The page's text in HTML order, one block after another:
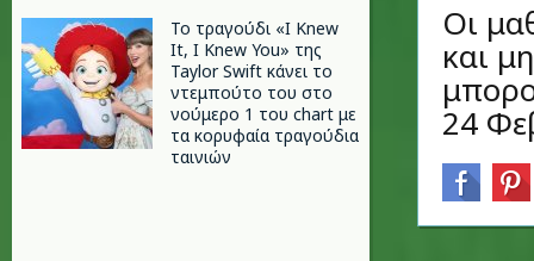
Το τραγούδι «I Knew
It, I Knew You» της
Taylor Swift κάνει το
ντεμπούτο του στο
νούμερο 1 του chart με
τα κορυφαία τραγούδια
ταινιών
Οι
και
24